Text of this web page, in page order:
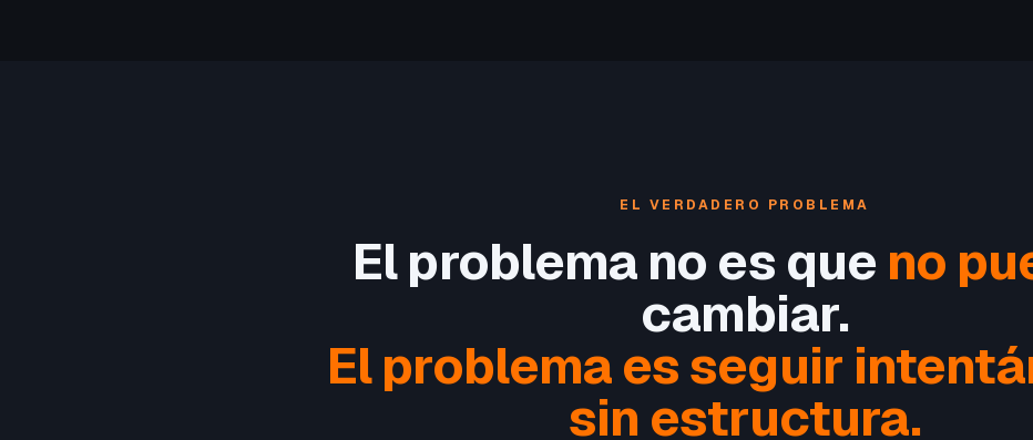
EL VERDADERO PROBLEMA
El problema no es que no
cambiar.
El problema es seguir
sin estructura.